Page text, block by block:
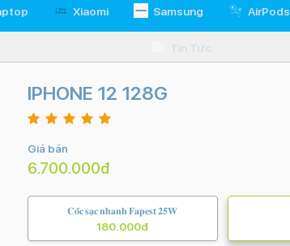
Xiaomi Samsung AirPods
Tin Tức
IPHONE 12 128G
Giá bán
6.700.000đ
𝐂𝐨̂́𝐜 𝐬𝐚̣𝐜 𝐧𝐡𝐚𝐧𝐡 𝐅𝐚𝐩𝐞𝐬𝐭 𝟐𝟓𝐖
180.000đ